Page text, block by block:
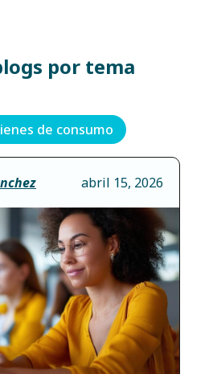
por tema
de consumo
abril 15, 2026